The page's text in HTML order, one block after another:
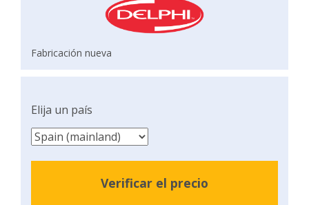
Fabricación nueva
Elija un país
Verificar el precio